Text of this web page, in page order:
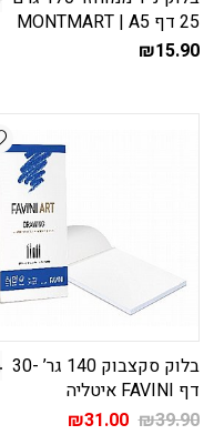
25 דף MONTMART | A5
₪15.90
בלוק סקצבוק 140 גר’ -30
דף FAVINI איטליה
₪39.90 המחיר₪31.00